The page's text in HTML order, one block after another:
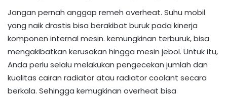
Jangan pernah anggap remeh overheat. Suhu mobil
yang naik drastis bisa berakibat buruk pada kinerja
komponen internal mesin. kemungkinan terburuk, bisa
mengakibatkan kerusakan hingga mesin jebol. Untuk itu,
Anda perlu selalu melakukan pengecekan jumlah dan
kualitas cairan radiator atau radiator coolant secara
berkala. Sehingga kemugkinan overheat bisa